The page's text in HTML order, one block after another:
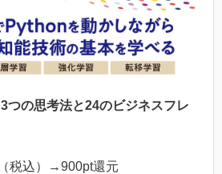
3つの思考法と24のビジネスフレ
税込）→900pt還元